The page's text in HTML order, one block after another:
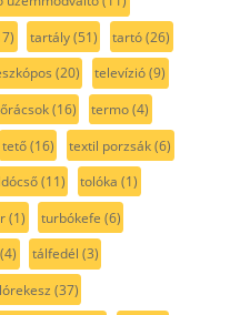
tartály(51) tartó(26)
(20) televízió(9)
(16) termo(4)
tető(16) textil porzsák(6)
(11) tolóka (1)
(1) turbókefe (6)
(4) tálfedél (3)
(37)